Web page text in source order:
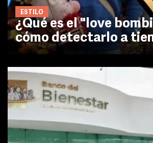
ESTILO
¿Qué es el "love
cómo detectarlo a